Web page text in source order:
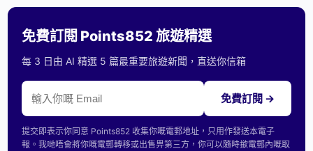
免費訂閱 Points852 旅遊精選
每 3 日由 AI 精選 5 篇最重要旅遊新聞，直送你信箱
免費訂閱 →
提交即表示你同意 Points852 收集你嘅電郵地址，只用作發送本電子
報。我哋唔會將你嘅電郵轉移或出售畀第三方，你可以隨時撳電郵內嘅取